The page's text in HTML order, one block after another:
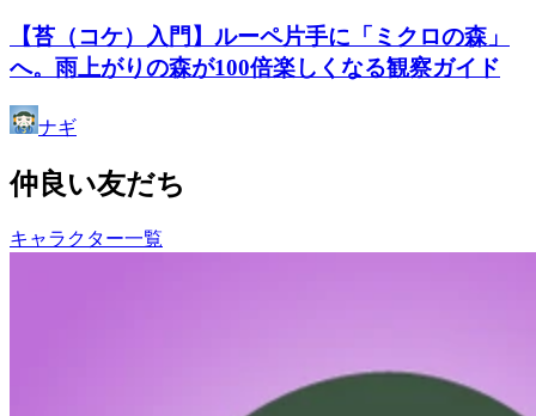
【苔（コケ）入門】ルーペ片手に「ミクロの森」
へ。雨上がりの森が100倍楽しくなる観察ガイド
ナギ
仲良い友だち
キャラクター一覧